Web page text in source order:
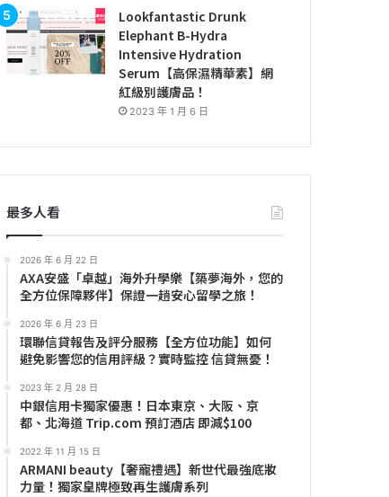
Lookfantastic Drunk
Elephant B-Hydra
Intensive Hydration
Serum【高保濕精華素】網
紅級別護膚品！
2023 年 1 月 6 日
最多人看
2026 年 6 月 22 日
AXA安盛「卓越」海外升學樂【築夢海外，您的
全方位保障夥伴】保證一趟安心留學之旅！
2026 年 6 月 23 日
環聯信貸報告及評分服務【全方位功能】如何
避免影響您的信用評級？實時監控 信貸無憂！
2023 年 2 月 28 日
中銀信用卡獨家優惠！日本東京、大阪、京
都、北海道 Trip.com 預訂酒店 即減$100
2022 年 11 月 15 日
ARMANI beauty【奢寵禮遇】新世代最強底妝
力量！獨家皇牌極致再生護膚系列